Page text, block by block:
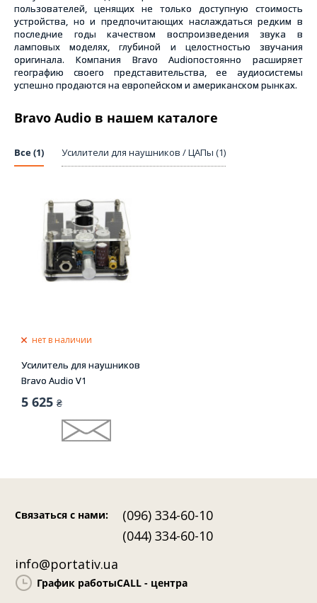
пользователей, ценящих не только доступную стоимость
устройства, но и предпочитающих наслаждаться редким в
последние годы качеством воспроизведения звука в
ламповых моделях, глубиной и целостностью звучания
оригинала. Компания Bravo Audioпостоянно расширяет
географию своего представительства, ее аудиосистемы
успешно продаются на европейском и американском рынках.
Bravo Audio в нашем каталоге
Все (1) Усилители для наушников / ЦАПы (1)
нет в наличии
Усилитель для наушников
Bravo Audio V1
5 625 ₴
Связаться с нами:
(096) 334-60-10
(044) 334-60-10
info@portativ.ua
График работыCALL - центра